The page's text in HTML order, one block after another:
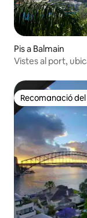
Pis a Balmain
Vistes al port,
Recomanació
Recomanació